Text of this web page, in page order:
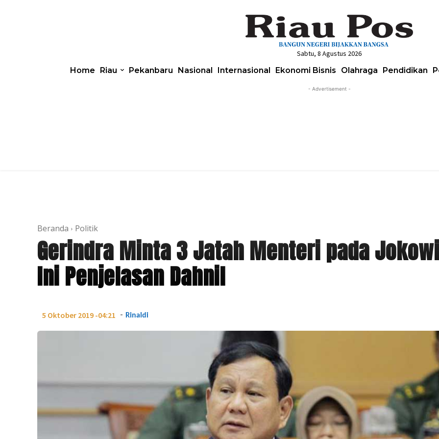
Sabtu, 8 Agustus 2026
Home Riau Pekanbaru Nasional Internasional Ekonomi Bisnis Olahraga Pendidikan
- Advertisement -
Beranda Politik
Gerindra Minta 3 Jatah Menteri pada
Ini Penjelasan Dahnil
5 Oktober 2019 -04:21 - Rinaldi